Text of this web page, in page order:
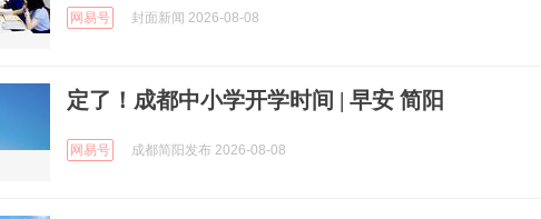
网易号 封面新闻 2026-08-08
定了！成都中小学开学时间 | 早安 简阳
网易号 成都简阳发布 2026-08-08